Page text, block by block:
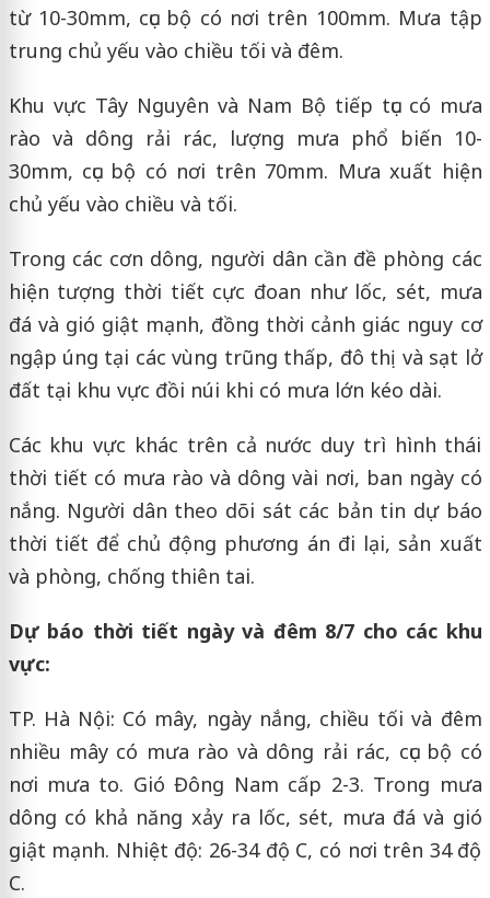
từ 10-30mm, cục bộ có nơi trên 100mm. Mưa tập
trung chủ yếu vào chiều tối và đêm.
Khu vực Tây Nguyên và Nam Bộ tiếp tục có mưa
rào và dông rải rác, lượng mưa phổ biến 10-
30mm, cục bộ có nơi trên 70mm. Mưa xuất hiện
chủ yếu vào chiều và tối.
Trong các cơn dông, người dân cần đề phòng các
hiện tượng thời tiết cực đoan như lốc, sét, mưa
đá và gió giật mạnh, đồng thời cảnh giác nguy cơ
ngập úng tại các vùng trũng thấp, đô thị và sạt lở
đất tại khu vực đồi núi khi có mưa lớn kéo dài.
Các khu vực khác trên cả nước duy trì hình thái
thời tiết có mưa rào và dông vài nơi, ban ngày có
nắng. Người dân theo dõi sát các bản tin dự báo
thời tiết để chủ động phương án đi lại, sản xuất
và phòng, chống thiên tai.
Dự báo thời tiết ngày và đêm 8/7 cho các khu
vực:
TP. Hà Nội: Có mây, ngày nắng, chiều tối và đêm
nhiều mây có mưa rào và dông rải rác, cục bộ có
nơi mưa to. Gió Đông Nam cấp 2-3. Trong mưa
dông có khả năng xảy ra lốc, sét, mưa đá và gió
giật mạnh. Nhiệt độ: 26-34 độ C, có nơi trên 34 độ
C.